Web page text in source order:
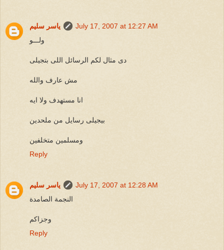
ياسر سليم
July 17, 2007 at 12:27 AM
ولـــو
دى مثال لكم الرسائل اللى بتجيلى
مش عارف والله
انا مستهدف ولا ايه
بيجيلى رسايل من ملحدين
ومسلمين متخلفين
Reply
ياسر سليم
July 17, 2007 at 12:28 AM
النجمة الصامدة
وجزاكم
Reply